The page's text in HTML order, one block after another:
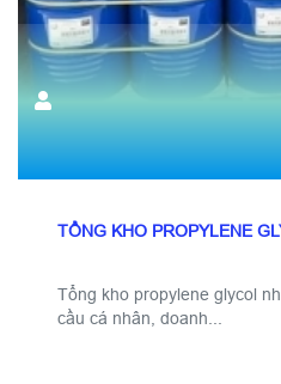
TỔNG KHO PROPYLENE
Tổng kho propylene glycol
cầu cá nhân, doanh...